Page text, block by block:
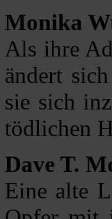
Monika
Als ihre
ändert
sie sich
tödlichen
Dave T.
Eine alte